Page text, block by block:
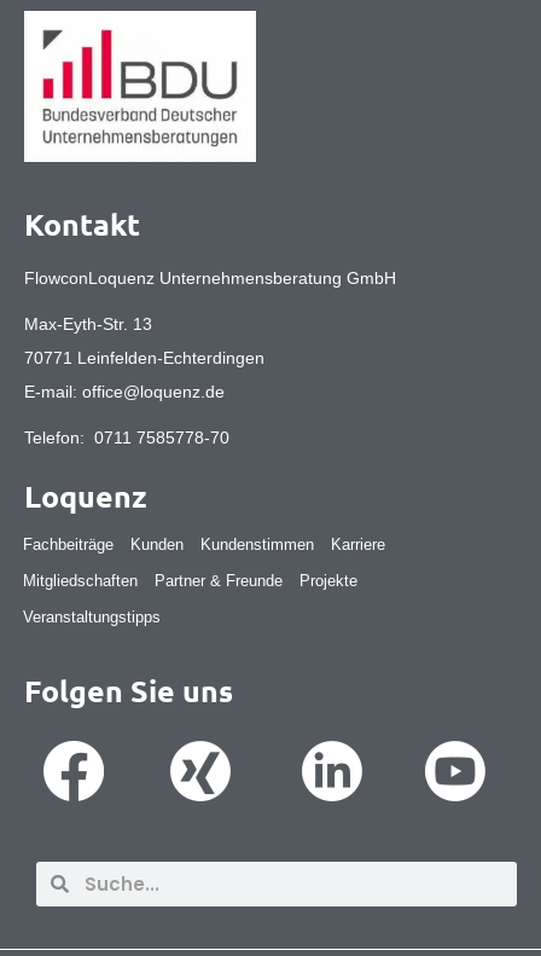
Kontakt
FlowconLoquenz Unternehmensberatung GmbH
Max-Eyth-Str. 13
70771 Leinfelden-Echterdingen
E-mail: office@loquenz.de
Telefon: 0711 7585778-70
Loquenz
Fachbeiträge Kunden Kundenstimmen
Karriere
Mitgliedschaften
Partner & Freunde
Projekte
Veranstaltungstipps
Folgen Sie uns